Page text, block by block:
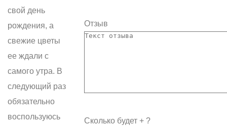
свой день
рождения, а
свежие цветы
ее ждали с
самого утра. В
следующий раз
обязательно
воспользуюсь
Отзыв
Сколько будет + ?